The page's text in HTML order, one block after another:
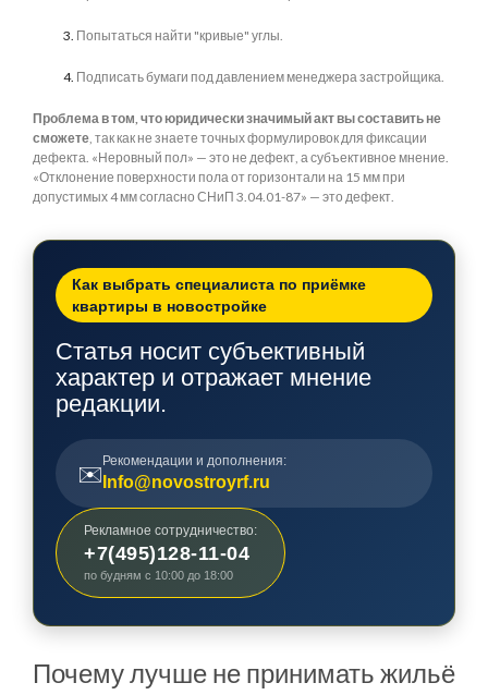
Попытаться найти "кривые" углы.
Подписать бумаги под давлением менеджера застройщика.
Проблема в том, что юридически значимый акт вы составить не
сможете, так как не знаете точных формулировок для фиксации
дефекта. «Неровный пол» — это не дефект, а субъективное мнение.
«Отклонение поверхности пола от горизонтали на 15 мм при
допустимых 4 мм согласно СНиП 3.04.01-87» — это дефект.
Как выбрать специалиста по приёмке
квартиры в новостройке
Статья носит субъективный
характер и отражает мнение
редакции.
✉️
Рекомендации и дополнения:
Info@novostroyrf.ru
Рекламное сотрудничество:
+7(495)128-11-04
по будням с 10:00 до 18:00
Почему лучше не принимать жильё